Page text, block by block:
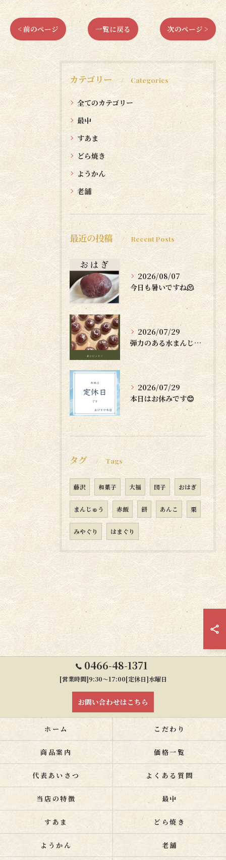
< 前のページ 一覧に戻る 次のページ >
カテゴリー Categories
全てのカテゴリー
最中
すあま
どら焼き
ようかん
老舗
最近の投稿 Recent Posts
2026/08/07
今日も暑いですね🫠
2026/07/29
弾力のある水まんじゅうはいかがですか？🤗
2026/07/29
本日はお休みです😊
タグ Tags
藤沢 和菓子 大福 団子 おはぎ
まんじゅう 赤飯 餅 あんこ 栗
みやぐり はまぐり
0466-48-1371
[営業時間]9:30～17:00[定休日]水曜日
お問い合わせはこちら
ホーム こだわり
商品案内 価格一覧
代表あいさつ よくある質問
当店の特徴 最中
すあま どら焼き
ようかん 老舗